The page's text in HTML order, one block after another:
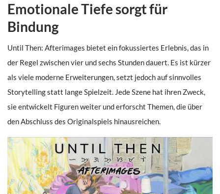
Emotionale Tiefe sorgt für
Bindung
Until Then: Afterimages bietet ein fokussiertes Erlebnis, das in
der Regel zwischen vier und sechs Stunden dauert. Es ist kürzer
als viele moderne Erweiterungen, setzt jedoch auf sinnvolles
Storytelling statt lange Spielzeit. Jede Szene hat ihren Zweck,
sie entwickelt Figuren weiter und erforscht Themen, die über
den Abschluss des Originalspiels hinausreichen.